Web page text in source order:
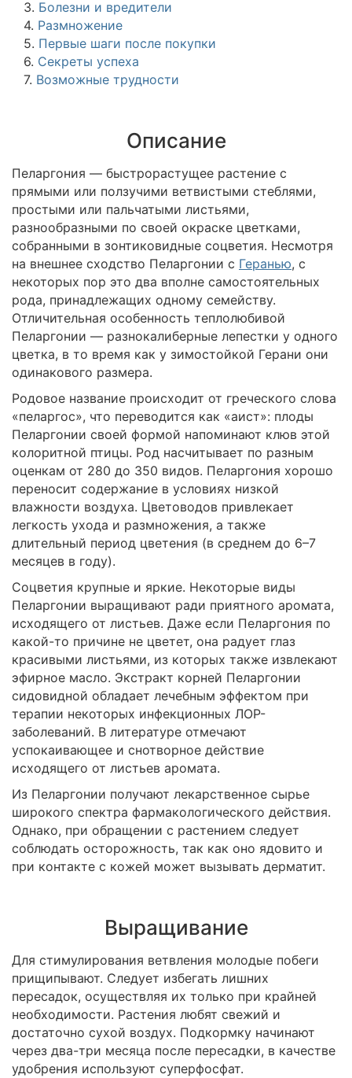
3. Болезни и вредители
4. Размножение
5. Первые шаги после покупки
6. Секреты успеха
7. Возможные трудности
Описание
Пеларгония — быстрорастущее растение с
прямыми или ползучими ветвистыми стеблями,
простыми или пальчатыми листьями,
разнообразными по своей окраске цветками,
собранными в зонтиковидные соцветия. Несмотря
на внешнее сходство Пеларгонии с Геранью, с
некоторых пор это два вполне самостоятельных
рода, принадлежащих одному семейству.
Отличительная особенность теплолюбивой
Пеларгонии — разнокалиберные лепестки у одного
цветка, в то время как у зимостойкой Герани они
одинакового размера.
Родовое название происходит от греческого слова
«пеларгос», что переводится как «аист»: плоды
Пеларгонии своей формой напоминают клюв этой
колоритной птицы. Род насчитывает по разным
оценкам от 280 до 350 видов. Пеларгония хорошо
переносит содержание в условиях низкой
влажности воздуха. Цветоводов привлекает
легкость ухода и размножения, а также
длительный период цветения (в среднем до 6–7
месяцев в году).
Соцветия крупные и яркие. Некоторые виды
Пеларгонии выращивают ради приятного аромата,
исходящего от листьев. Даже если Пеларгония по
какой-то причине не цветет, она радует глаз
красивыми листьями, из которых также извлекают
эфирное масло. Экстракт корней Пеларгонии
сидовидной обладает лечебным эффектом при
терапии некоторых инфекционных ЛОР-
заболеваний. В литературе отмечают
успокаивающее и снотворное действие
исходящего от листьев аромата.
Из Пеларгонии получают лекарственное сырье
широкого спектра фармакологического действия.
Однако, при обращении с растением следует
соблюдать осторожность, так как оно ядовито и
при контакте с кожей может вызывать дерматит.
Выращивание
Для стимулирования ветвления молодые побеги
прищипывают. Следует избегать лишних
пересадок, осуществляя их только при крайней
необходимости. Растения любят свежий и
достаточно сухой воздух. Подкормку начинают
через два-три месяца после пересадки, в качестве
удобрения используют суперфосфат.